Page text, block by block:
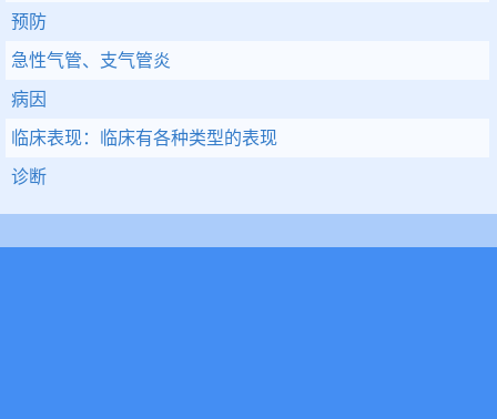
预防
急性气管、支气管炎
病因
临床表现：临床有各种类型的表现
诊断